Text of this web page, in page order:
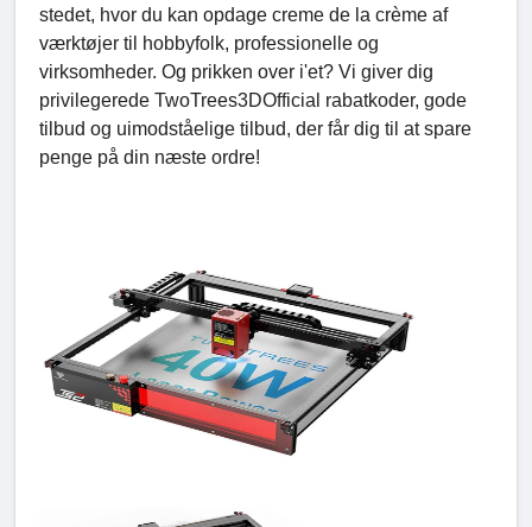
stedet, hvor du kan opdage creme de la crème af
værktøjer til hobbyfolk, professionelle og
virksomheder. Og prikken over i'et? Vi giver dig
privilegerede TwoTrees3DOfficial rabatkoder, gode
tilbud og uimodståelige tilbud, der får dig til at spare
penge på din næste ordre!